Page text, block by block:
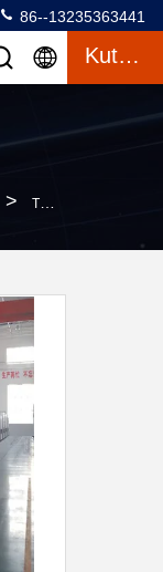
86--13235363441
Kutipan
> Tungku Perlakuan Panas Besi Dan Baja 0.5-20 Ton Pemanas Listrik